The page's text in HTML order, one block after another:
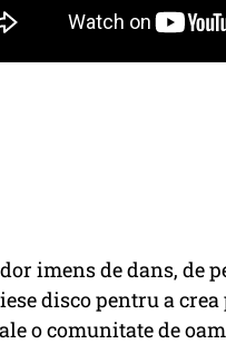
imens de dans, de
disco pentru a
o comunitate de